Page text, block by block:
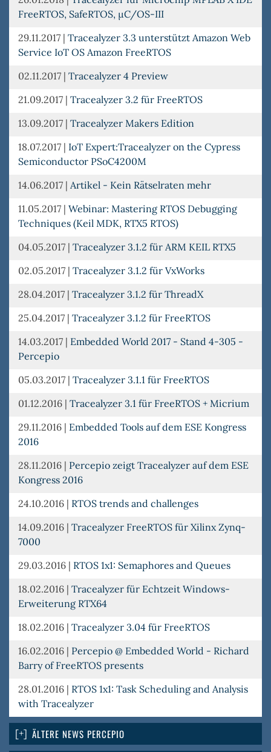
FreeRTOS, SafeRTOS, µC/OS-III
29.11.2017 | Tracealyzer 3.3 unterstützt Amazon Web
Service IoT OS Amazon FreeRTOS
02.11.2017 | Tracealyzer 4 Preview
21.09.2017 | Tracealyzer 3.2 für FreeRTOS
13.09.2017 | Tracealyzer Makers Edition
18.07.2017 | IoT Expert:Tracealyzer on the Cypress
Semiconductor PSoC4200M
14.06.2017 | Artikel - Kein Rätselraten mehr
11.05.2017 | Webinar: Mastering RTOS Debugging
Techniques (Keil MDK, RTX5 RTOS)
04.05.2017 | Tracealyzer 3.1.2 für ARM KEIL RTX5
02.05.2017 | Tracealyzer 3.1.2 für VxWorks
28.04.2017 | Tracealyzer 3.1.2 für ThreadX
25.04.2017 | Tracealyzer 3.1.2 für FreeRTOS
14.03.2017 | Embedded World 2017 - Stand 4-305 -
Percepio
05.03.2017 | Tracealyzer 3.1.1 für FreeRTOS
01.12.2016 | Tracealyzer 3.1 für FreeRTOS + Micrium
29.11.2016 | Embedded Tools auf dem ESE Kongress
2016
28.11.2016 | Percepio zeigt Tracealyzer auf dem ESE
Kongress 2016
24.10.2016 | RTOS trends and challenges
14.09.2016 | Tracealyzer FreeRTOS für Xilinx Zynq-
7000
29.03.2016 | RTOS 1x1: Semaphores and Queues
18.02.2016 | Tracealyzer für Echtzeit Windows-
Erweiterung RTX64
18.02.2016 | Tracealyzer 3.04 für FreeRTOS
16.02.2016 | Percepio @ Embedded World - Richard
Barry of FreeRTOS presents
28.01.2016 | RTOS 1x1: Task Scheduling and Analysis
with Tracealyzer
ÄLTERE NEWS PERCEPIO